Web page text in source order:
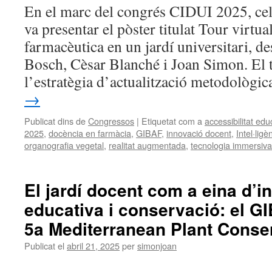
En el marc del congrés CIDUI 2025,
va presentar el pòster titulat Tour
farmacèutica en un jardí universitari,
Bosch, Cèsar Blanché i Joan Simon.
l’estratègia d’actualització
→
Publicat dins deCongressos | Etiquetat com a accessibilitat
2025, docència en farmàcia, GIBAF, innovació docent,
organografia vegetal, realitat augmentada, tecnologia immersiva
El jardí docent com a eina
educativa i conservació: el
5a Mediterranean Plant
Publicat el abril 21, 2025persimonjoan